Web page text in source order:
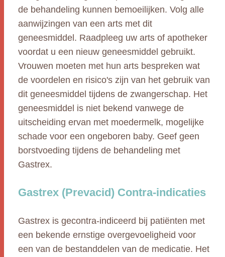
de behandeling kunnen bemoeilijken. Volg alle
aanwijzingen van een arts met dit
geneesmiddel. Raadpleeg uw arts of apotheker
voordat u een nieuw geneesmiddel gebruikt.
Vrouwen moeten met hun arts bespreken wat
de voordelen en risico's zijn van het gebruik van
dit geneesmiddel tijdens de zwangerschap. Het
geneesmiddel is niet bekend vanwege de
uitscheiding ervan met moedermelk, mogelijke
schade voor een ongeboren baby. Geef geen
borstvoeding tijdens de behandeling met
Gastrex.
Gastrex (Prevacid) Contra-indicaties
Gastrex is gecontra-indiceerd bij patiënten met
een bekende ernstige overgevoeligheid voor
een van de bestanddelen van de medicatie. Het